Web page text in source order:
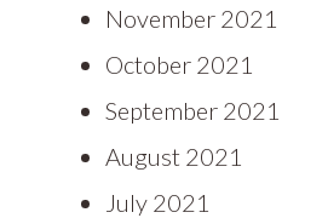
November 2021
October 2021
September 2021
August 2021
July 2021